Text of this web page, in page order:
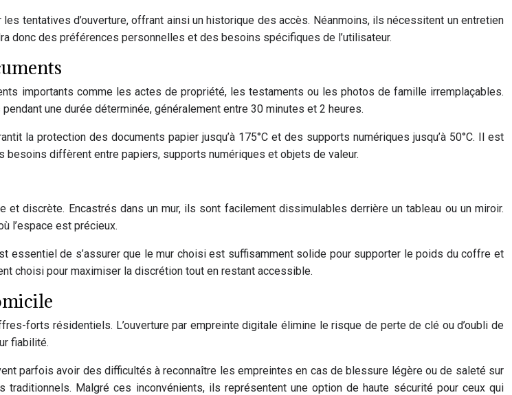
tentatives d’ouverture, offrant ainsi un historique des accès. Néanmoins, ils nécessitent un entretien
donc des préférences personnelles et des besoins spécifiques de l’utilisateur.
importants comme les actes de propriété, les testaments ou les photos de famille irremplaçables.
une durée déterminée, généralement entre 30 minutes et 2 heures.
la protection des documents papier jusqu’à 175°C et des supports numériques jusqu’à 50°C. Il est
diffèrent entre papiers, supports numériques et objets de valeur.
discrète. Encastrés dans un mur, ils sont facilement dissimulables derrière un tableau ou un miroir.
l’espace est précieux.
essentiel de s’assurer que le mur choisi est suffisamment solide pour supporter le poids du coffre et
choisi pour maximiser la discrétion tout en restant accessible.
forts résidentiels. L’ouverture par empreinte digitale élimine le risque de perte de clé ou d’oubli de
fiabilité.
parfois avoir des difficultés à reconnaître les empreintes en cas de blessure légère ou de saleté sur
Malgré ces inconvénients, ils représentent une option de haute sécurité pour ceux qui